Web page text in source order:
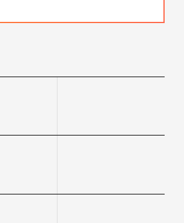
mărime peste nivelul actual